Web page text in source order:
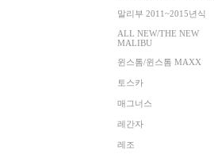
말리부 2011~2015년식
ALL NEW/THE NEW
MALIBU
윈스톰/윈스톰 MAXX
토스카
매그너스
레간자
레조